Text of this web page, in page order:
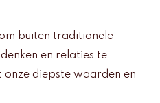
buiten traditionele
en relaties te
onze diepste waarden en